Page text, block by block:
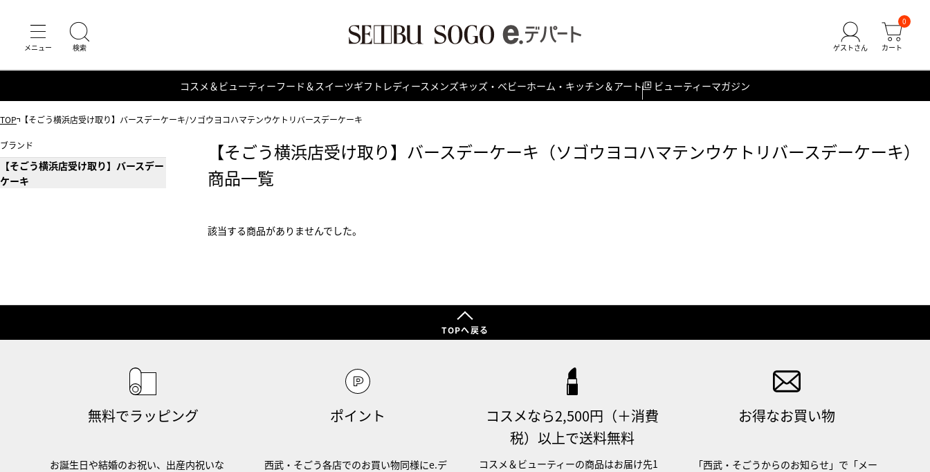
0
コスメ＆ビューティーフード＆スイーツギフト レディース メンズキッズ・ベビーホーム・キッチン＆アート ビューティーマガジン
TOP 【そごう横浜店受け取り】バースデーケーキ/ソゴウヨコハマテンウケトリバースデーケーキ
【そごう横浜店受け取り】バースデーケーキ（ソゴウヨコハマテンウケトリバースデーケーキ）
商品一覧
該当する商品がありませんでした。
ブランド
【そごう横浜店受け取り】バースデー
ケーキ
TOPへ戻る
無料でラッピング
お誕生日や結婚のお祝い、出産内祝いな
ポイント
西武・そごう各店でのお買い物同様にe.デ
コスメなら2,500円（＋消費
税）以上で送料無料
コスメ＆ビューティーの商品はお届け先1
お得なお買い物
「西武・そごうからのお知らせ」で「メー